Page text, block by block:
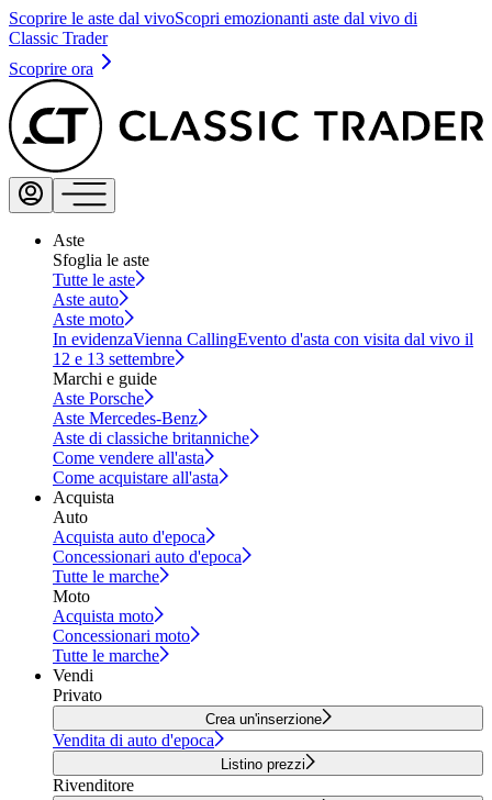
Scoprire le aste dal vivoScopri emozionanti aste dal vivo di
Classic Trader
Scoprire ora
Aste
Sfoglia le aste
Tutte le aste
Aste auto
Aste moto
In evidenzaVienna CallingEvento d'asta con visita dal vivo il
12 e 13 settembre
Marchi e guide
Aste Porsche
Aste Mercedes-Benz
Aste di classiche britanniche
Come vendere all'asta
Come acquistare all'asta
Acquista
Auto
Acquista auto d'epoca
Concessionari auto d'epoca
Tutte le marche
Moto
Acquista moto
Concessionari moto
Tutte le marche
Vendi
Privato
Crea un'inserzione
Vendita di auto d'epoca
Listino prezzi
Rivenditore